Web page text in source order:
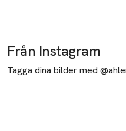
Från Instagram
Tagga dina bilder med